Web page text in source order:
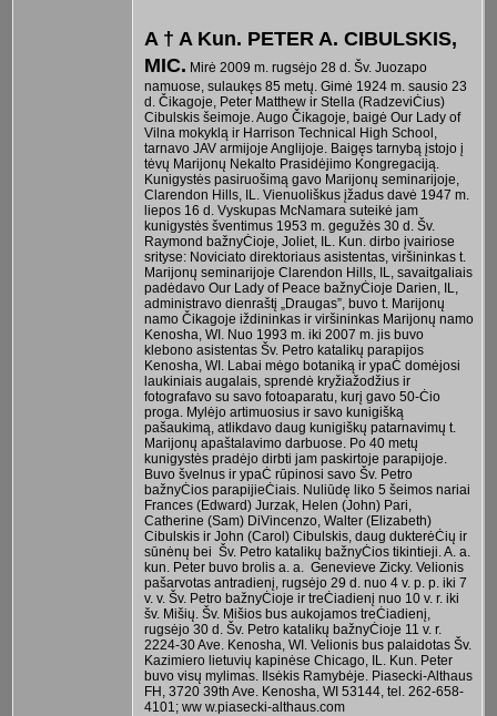
A † A Kun. PETER A. CIBULSKIS,
MIC. Mirė 2009 m. rugsėjo 28 d. Šv. Juozapo
namuose, sulaukęs 85 metų. Gimė 1924 m. sausio 23
d. Čikagoje, Peter Matthew ir Stella (RadzeviĊius)
Cibulskis šeimoje. Augo Čikagoje, baigė Our Lady of
Vilna mokyklą ir Harrison Technical High School,
tarnavo JAV armijoje Anglijoje. Baigęs tarnybą įstojo į
tėvų Marijonų Nekalto Prasidėjimo Kongregaciją.
Kunigystės pasiruošimą gavo Marijonų seminarijoje,
Clarendon Hills, IL. Vienuoliškus įžadus davė 1947 m.
liepos 16 d. Vyskupas McNamara suteikė jam
kunigystės šventimus 1953 m. gegužės 30 d. Šv.
Raymond bažnyĊioje, Joliet, IL. Kun. dirbo įvairiose
srityse: Noviciato direktoriaus asistentas, viršininkas t.
Marijonų seminarijoje Clarendon Hills, IL, savaitgaliais
padėdavo Our Lady of Peace bažnyĊioje Darien, IL,
administravo dienraštį „Draugas”, buvo t. Marijonų
namo Čikagoje iždininkas ir viršininkas Marijonų namo
Kenosha, WI. Nuo 1993 m. iki 2007 m. jis buvo
klebono asistentas Šv. Petro katalikų parapijos
Kenosha, WI. Labai mėgo botaniką ir ypaĊ domėjosi
laukiniais augalais, sprendė kryžiažodžius ir
fotografavo su savo fotoaparatu, kurį gavo 50-Ċio
proga. Mylėjo artimuosius ir savo kunigišką
pašaukimą, atlikdavo daug kunigiškų patarnavimų t.
Marijonų apaštalavimo darbuose. Po 40 metų
kunigystės pradėjo dirbti jam paskirtoje parapijoje.
Buvo švelnus ir ypaĊ rūpinosi savo Šv. Petro
bažnyĊios parapijieĊiais. Nuliūdę liko 5 šeimos nariai
Frances (Edward) Jurzak, Helen (John) Pari,
Catherine (Sam) DiVincenzo, Walter (Elizabeth)
Cibulskis ir John (Carol) Cibulskis, daug dukterėĊių ir
sūnėnų bei Šv. Petro katalikų bažnyĊios tikintieji. A. a.
kun. Peter buvo brolis a. a. Genevieve Zicky. Velionis
pašarvotas antradienį, rugsėjo 29 d. nuo 4 v. p. p. iki 7
v. v. Šv. Petro bažnyĊioje ir treĊiadienį nuo 10 v. r. iki
šv. Mišių. Šv. Mišios bus aukojamos treĊiadienį,
rugsėjo 30 d. Šv. Petro katalikų bažnyĊioje 11 v. r.
2224-30 Ave. Kenosha, WI. Velionis bus palaidotas Šv.
Kazimiero lietuvių kapinėse Chicago, IL. Kun. Peter
buvo visų mylimas. Ilsėkis Ramybėje. Piasecki-Althaus
FH, 3720 39th Ave. Kenosha, WI 53144, tel. 262-658-
4101; ww w.piasecki-althaus.com